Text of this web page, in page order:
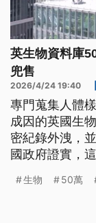
英生物資料庫
兜售
2026/4/24 19:40
專門蒐集人體
成因的英國生
密紀錄外洩，
國政府證實，
到撤銷，網站
生物 50萬